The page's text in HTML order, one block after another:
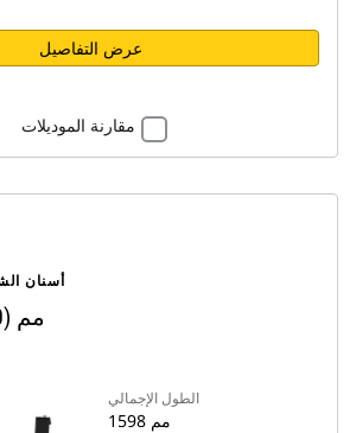
عرض التفاصيل
مقارنة الموديلات
أسنان
1524 مم (60 بوصة)
الطول الإجمالي
1598 مم